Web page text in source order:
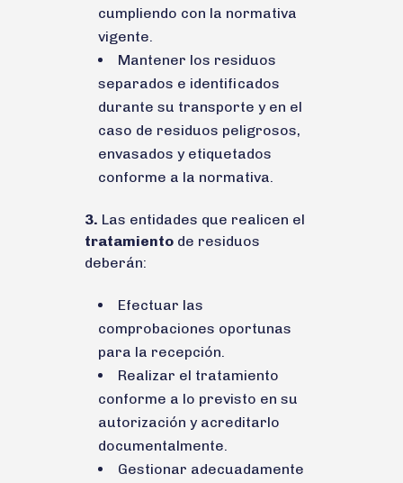
cumpliendo con la normativa
vigente.
Mantener los residuos
separados e identificados
durante su transporte y en el
caso de residuos peligrosos,
envasados y etiquetados
conforme a la normativa.
3. Las entidades que realicen el
tratamiento de residuos
deberán:
Efectuar las
comprobaciones oportunas
para la recepción.
Realizar el tratamiento
conforme a lo previsto en su
autorización y acreditarlo
documentalmente.
Gestionar adecuadamente